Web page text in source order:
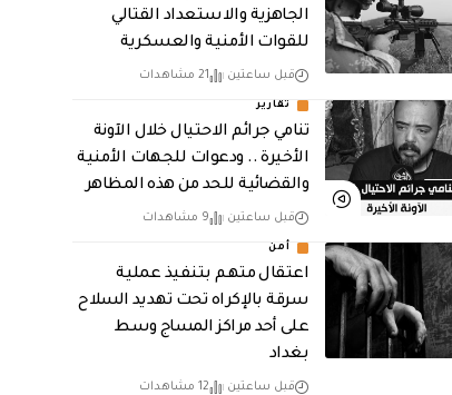
الجاهزية والاستعداد القتالي
للقوات الأمنية والعسكرية
قبل ساعتين 21 مشاهدات
تقارير
تنامي جرائم الاحتيال خلال الآونة
الأخيرة .. ودعوات للجهات الأمنية
والقضائية للحد من هذه المظاهر
قبل ساعتين 9 مشاهدات
أمن
اعتقال متهم بتنفيذ عملية
سرقة بالإكراه تحت تهديد السلاح
على أحد مراكز المساج وسط
بغداد
قبل ساعتين 12 مشاهدات